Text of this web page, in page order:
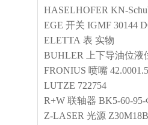
HASELHOFER KN-
EGE 开关 IGMF 30144
ELETTA 表 实物
BUHLER
上下导油位液
FRONIUS 喷嘴
LUTZE 722754
R+W 联轴器 BK5-60-
Z-LASER 光源